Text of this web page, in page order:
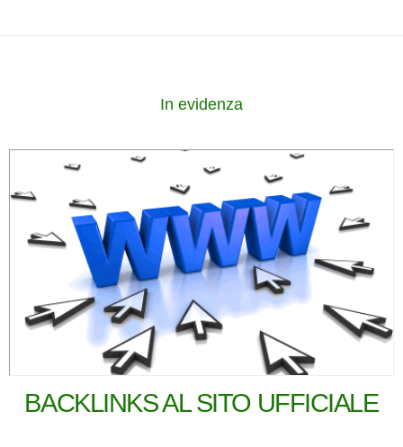
In evidenza
BACKLINKS AL SITO UFFICIALE